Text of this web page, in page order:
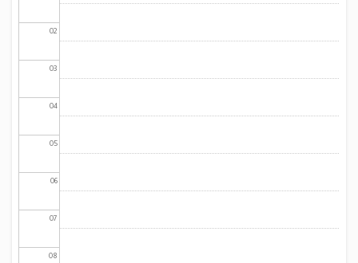
02
03
04
05
06
07
08